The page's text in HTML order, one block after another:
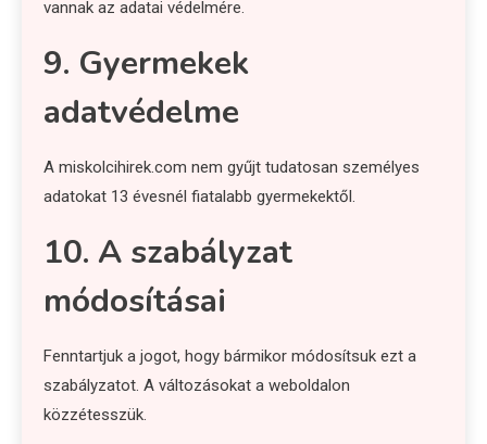
vannak az adatai védelmére.
9. Gyermekek
adatvédelme
A miskolcihirek.com nem gyűjt tudatosan személyes
adatokat 13 évesnél fiatalabb gyermekektől.
10. A szabályzat
módosításai
Fenntartjuk a jogot, hogy bármikor módosítsuk ezt a
szabályzatot. A változásokat a weboldalon
közzétesszük.